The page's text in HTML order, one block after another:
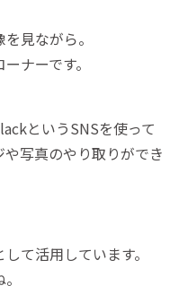
見ながら。
ナーです。
というSNSを使って
写真のやり取りができ
て活用しています。